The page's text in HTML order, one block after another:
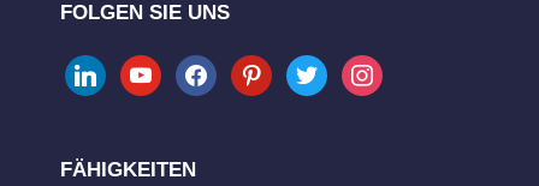
FOLGEN SIE UNS
linkedinyoutubefacebookpinteresttwitter instagram
FÄHIGKEITEN